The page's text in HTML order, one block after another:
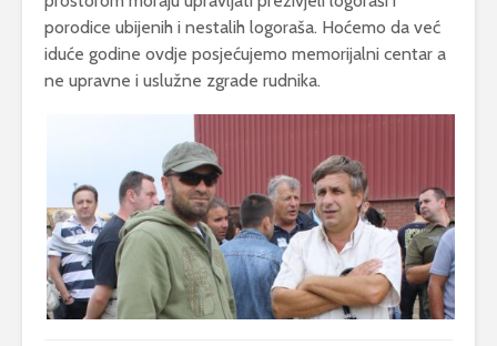
porodice ubijenih i nestalih logoraša. Hoćemo da već
iduće godine ovdje posjećujemo memorijalni centar a
ne upravne i uslužne zgrade rudnika.